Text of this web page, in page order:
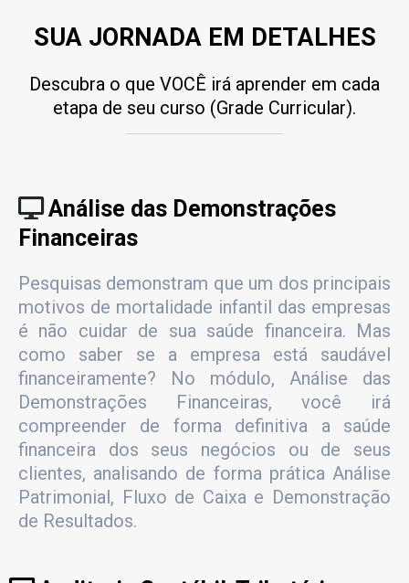
SUA JORNADA EM DETALHES
Descubra o que VOCÊ irá aprender em cada
etapa de seu curso (Grade Curricular).
Análise das Demonstrações
Financeiras
Pesquisas demonstram que um dos principais
motivos de mortalidade infantil das empresas
é não cuidar de sua saúde financeira. Mas
como saber se a empresa está saudável
financeiramente? No módulo, Análise das
Demonstrações Financeiras, você irá
compreender de forma definitiva a saúde
financeira dos seus negócios ou de seus
clientes, analisando de forma prática Análise
Patrimonial, Fluxo de Caixa e Demonstração
de Resultados.